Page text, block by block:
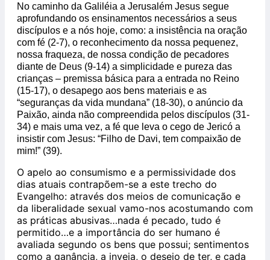
No caminho da Galiléia a Jerusalém Jesus segue
aprofundando os ensinamentos necessários a seus
discípulos e a nós hoje, como: a insistência na oração
com fé (2-7), o reconhecimento da nossa pequenez,
nossa fraqueza, de nossa condição de pecadores
diante de Deus (9-14) a simplicidade e pureza das
crianças – premissa básica para a entrada no Reino
(15-17), o desapego aos bens materiais e as
“seguranças da vida mundana” (18-30), o anúncio da
Paixão, ainda não compreendida pelos discípulos (31-
34) e mais uma vez, a fé que leva o cego de Jericó a
insistir com Jesus: “Filho de Davi, tem compaixão de
mim!” (39).
O apelo ao consumismo e a permissividade dos
dias atuais contrapõem-se a este trecho do
Evangelho: através dos meios de comunicação e
da liberalidade sexual vamo-nos acostumando com
as práticas abusivas…nada é pecado, tudo é
permitido…e a importância do ser humano é
avaliada segundo os bens que possui; sentimentos
como a ganância, a inveja, o desejo de ter, e cada